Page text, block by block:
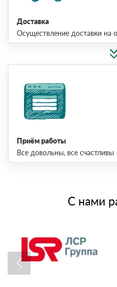
Доставка
Осуществление доставки на
Приём работы
Все довольны, все счастливы
С нами